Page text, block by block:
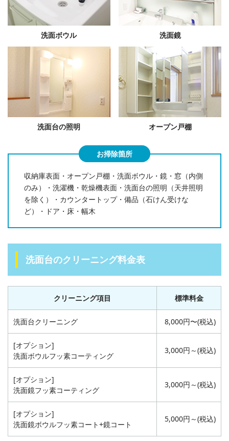
洗面ボウル 洗面鏡
洗面台の照明 オープン戸棚
お掃除箇所
収納庫表面・オープン戸棚・洗面ボウル・鏡・窓（内側
のみ）・洗濯機・乾燥機表面・ 洗面台の照明（天井照明
を除く）・カウンタートップ・備品（石けん受けな
ど）・ドア・床・幅木
洗面台のクリーニング料金表
クリーニング項目 標準料金
洗面台クリーニング 8,000円〜(税込)
[オプション]
洗面ボウルフッ素コーティング
3,000円～(税込)
[オプション]
洗面鏡フッ素コーティング
3,000円～(税込)
[オプション]
洗面鏡ボウルフッ素コート+鏡コート
5,000円～(税込)